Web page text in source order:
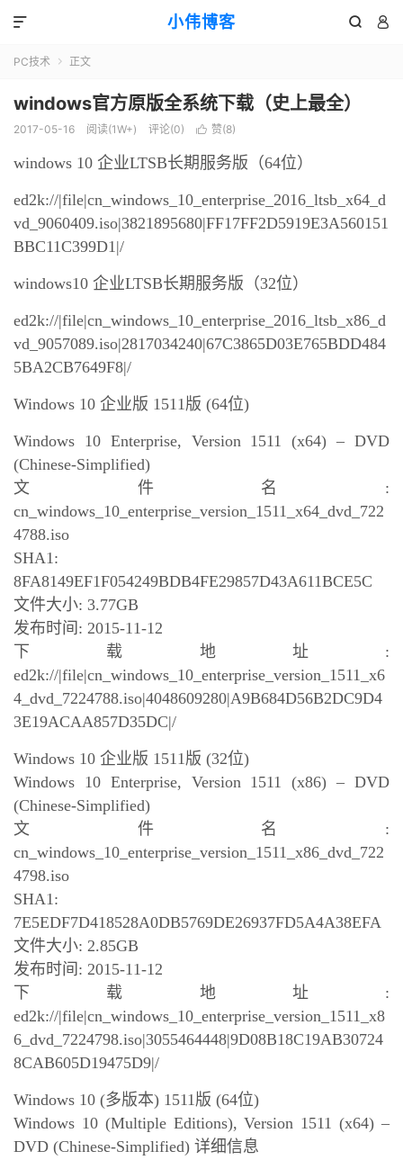
小伟博客  

PC技术  正文
windows官方原版全系统下载（史上最全）
2017-05-16 阅读(1W+) 评论(0)  赞(8)
windows 10 企业LTSB长期服务版（64位）
ed2k://|file|cn_windows_10_enterprise_2016_ltsb_x64_d
vd_9060409.iso|3821895680|FF17FF2D5919E3A560151
BBC11C399D1|/
windows10 企业LTSB长期服务版（32位）
ed2k://|file|cn_windows_10_enterprise_2016_ltsb_x86_d
vd_9057089.iso|2817034240|67C3865D03E765BDD484
5BA2CB7649F8|/
Windows 10 企业版 1511版 (64位)
Windows 10 Enterprise, Version 1511 (x64) – DVD
(Chinese-Simplified)
文件名:
cn_windows_10_enterprise_version_1511_x64_dvd_722
4788.iso
SHA1:
8FA8149EF1F054249BDB4FE29857D43A611BCE5C
文件大小: 3.77GB
发布时间: 2015-11-12
下载地址:
ed2k://|file|cn_windows_10_enterprise_version_1511_x6
4_dvd_7224788.iso|4048609280|A9B684D56B2DC9D4
3E19ACAA857D35DC|/
Windows 10 企业版 1511版 (32位)
Windows 10 Enterprise, Version 1511 (x86) – DVD
(Chinese-Simplified)
文件名:
cn_windows_10_enterprise_version_1511_x86_dvd_722
4798.iso
SHA1:
7E5EDF7D418528A0DB5769DE26937FD5A4A38EFA
文件大小: 2.85GB
发布时间: 2015-11-12
下载地址:
ed2k://|file|cn_windows_10_enterprise_version_1511_x8
6_dvd_7224798.iso|3055464448|9D08B18C19AB30724
8CAB605D19475D9|/
Windows 10 (多版本) 1511版 (64位)
Windows 10 (Multiple Editions), Version 1511 (x64) –
DVD (Chinese-Simplified) 详细信息